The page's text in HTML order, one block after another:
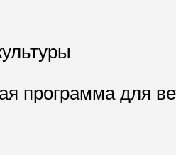
программа для